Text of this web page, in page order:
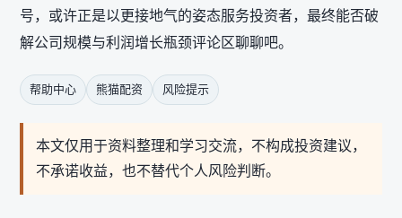
号，或许正是以更接地气的姿态服务投资者，最终能否破
解公司规模与利润增长瓶颈评论区聊聊吧。
帮助中心 熊猫配资 风险提示
本文仅用于资料整理和学习交流，不构成投资建议，
不承诺收益，也不替代个人风险判断。